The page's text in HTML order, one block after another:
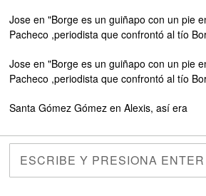
Jose en"Borge es un guiñapo con un pie
Pacheco ,periodista que confrontó al tío
Jose en"Borge es un guiñapo con un pie
Pacheco ,periodista que confrontó al tío
Santa Gómez Gómez enAlexis, así era